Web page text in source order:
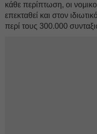
κάθε περίπτωση, οι
επεκταθεί και στον
περί τους 300.000